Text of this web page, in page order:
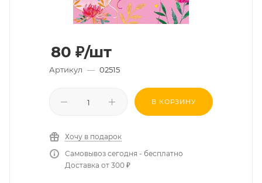
80 ₽/шт
Артикул — 02515
В КОРЗИНУ
Хочу в подарок
Самовывоз сегодня - бесплатно
Доставка от 300 ₽